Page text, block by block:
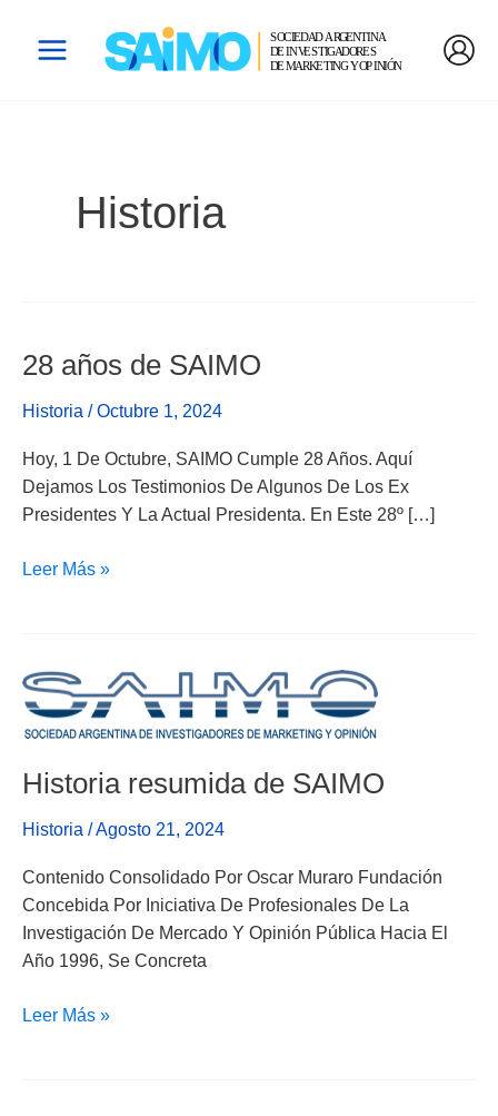
Historia
28 años de SAIMO
Historia /Octubre 1, 2024
Hoy, 1 De Octubre, SAIMO Cumple 28 Años. Aquí
Dejamos Los Testimonios De Algunos De Los Ex
Presidentes Y La Actual Presidenta. En Este 28º […]
28
De
Leer Más »
Historia resumida de SAIMO
Historia /Agosto 21, 2024
Contenido Consolidado Por Oscar Muraro Fundación
Concebida Por Iniciativa De Profesionales De La
Investigación De Mercado Y Opinión Pública Hacia El
Año 1996, Se Concreta
Historia
Resumida
De
Leer Más »